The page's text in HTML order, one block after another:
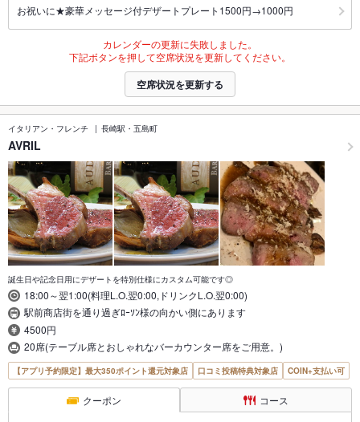
お祝いに★豪華メッセージ付デザートプレート1500円→1000円
カレンダーの更新に失敗しました。
下記ボタンを押して空席状況を更新してください。
空席状況を更新する
イタリアン・フレンチ 長崎駅・五島町
AVRIL
誕生日や記念日用にデザートを特別仕様にカスタム可能です◎
18:00～翌1:00(料理L.O.翌0:00,ドリンクL.O.翌0:00)
駅前商店街を通り過ぎﾛｰｿﾝ様の向かい側にあります
4500円
20席(テーブル席とおしゃれなバーカウンター席をご用意。)
【アプリ予約限定】最大350ポイント還元対象店 口コミ投稿特典対象店 COIN+支払い可
クーポン コース